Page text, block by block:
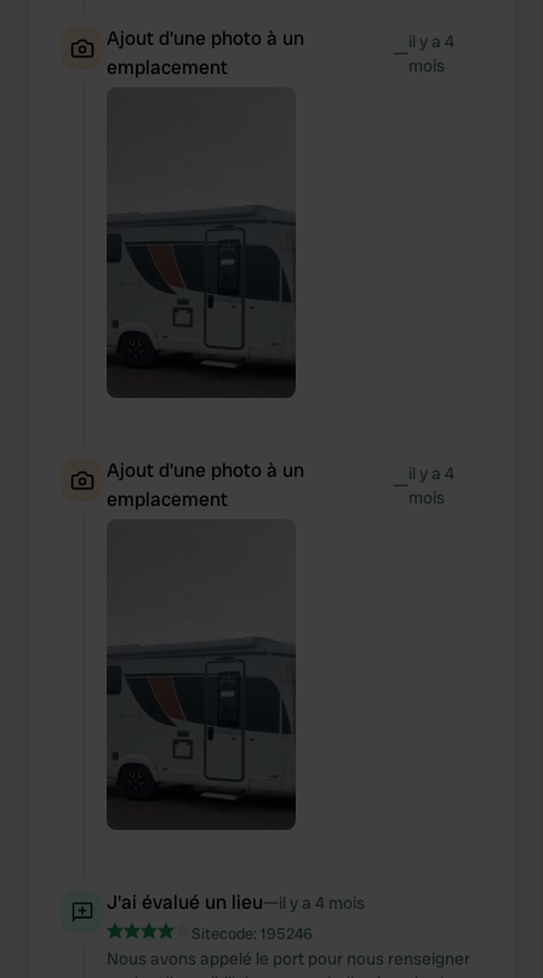
Ajout d'une photo à un
emplacement
—il y a 4
mois
Ajout d'une photo à un
emplacement
—il y a 4
mois
J'ai évalué un lieu—il y a 4 mois
Sitecode: 195246
Nous avons appelé le port pour nous renseigner